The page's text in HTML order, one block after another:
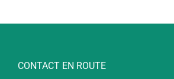
CONTACT EN ROUTE